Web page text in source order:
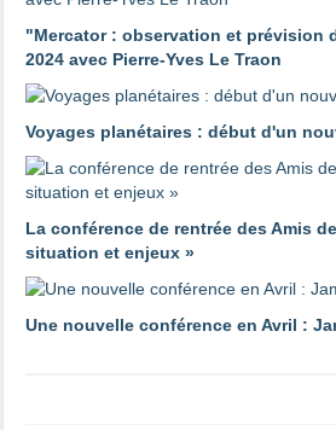
"Mercator : observation et prévision
2024 avec Pierre-Yves Le Traon
Voyages planétaires : début d'un
La conférence de rentrée des Amis
situation et enjeux »
Une nouvelle conférence en Avril :